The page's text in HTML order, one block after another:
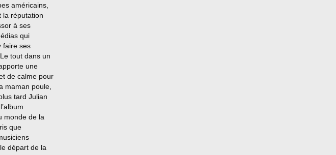
américains,
la réputation
à ses
qui
faire ses
tout dans un
une
de calme pour
maman poule,
tard Julian
monde de la
que
départ de la